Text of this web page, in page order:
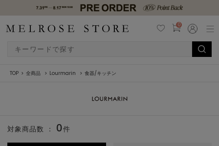
0
TOP 全商品 Lourmarin 食器/キッチン
対象商品数 ： 0件